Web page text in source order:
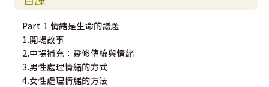
Part 1 情緒是生命的議題
1.開場故事
2.中場補充：靈修傳統與情緒
3.男性處理情緒的方式
4.女性處理情緒的方法